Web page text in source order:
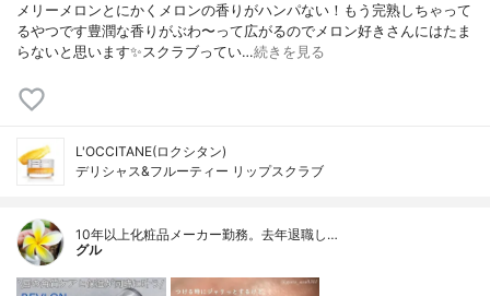
メリーメロンとにかくメロンの香りがハンパない！もう完熟しちゃって
るやつです豊潤な香りがぶわ〜って広がるのでメロン好きさんにはたま
らないと思います✨スクラブってい…続きを見る
L'OCCITANE(ロクシタン)
デリシャス&フルーティー リップスクラブ
10年以上化粧品メーカー勤務。去年退職し…
グル